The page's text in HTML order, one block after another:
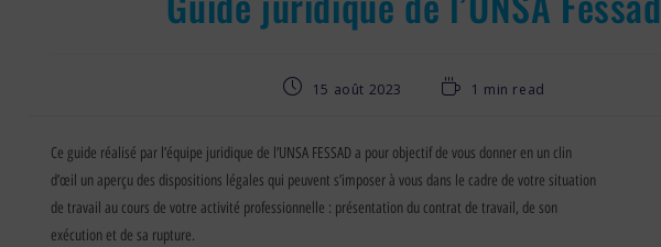
15 août 2023 1 min read
Ce guide réalisé par l’équipe juridique de l’UNSA FESSAD a pour objectif de vous donner en un clin
d’œil un aperçu des dispositions légales qui peuvent s’imposer à vous dans le cadre de votre situation
de travail au cours de votre activité professionnelle : présentation du contrat de travail, de son
exécution et de sa rupture.